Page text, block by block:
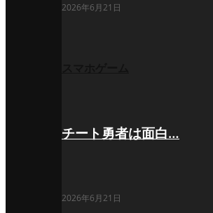
2026年6月21日
チート勇者は面白…
2026年6月21日